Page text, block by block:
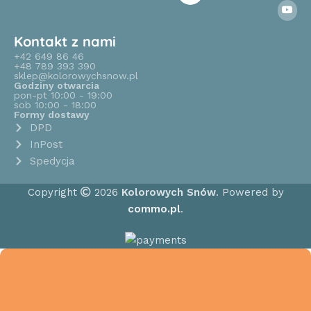
Kontakt z nami
+42 649 86 46
+48 789 393 390
sklep@kolorowychsnow.pl
Godziny otwarcia
pon-pt 10:00 - 19:00
sob 10:00 - 18:00
Formy dostawy
DPD
InPost
Spedycja
Copyright 2026 Kolorowych Snów. Powered by
commo.pl.